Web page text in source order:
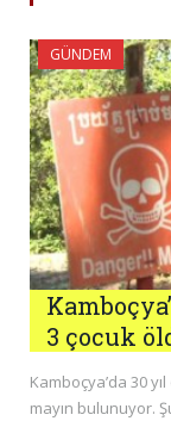
GÜNDEM
3 çocuk
Kamboçya’da 30
mayın bulunuyor.